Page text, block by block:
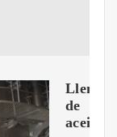
de
aceite